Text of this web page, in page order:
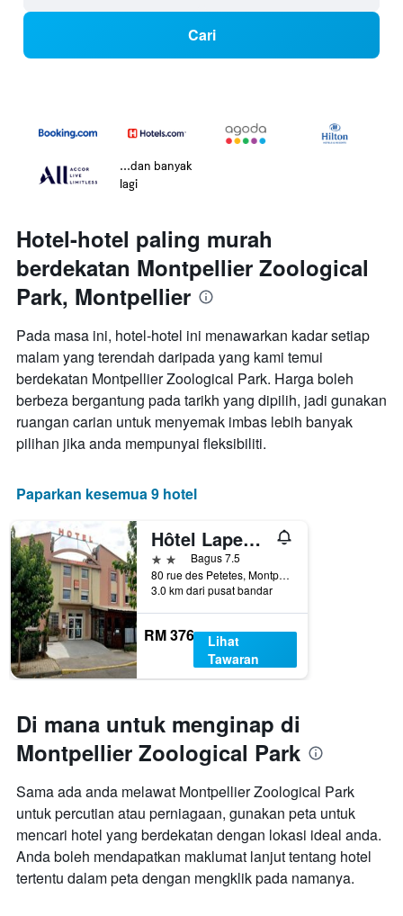
Cari
...dan banyak
lagi
Hotel-hotel paling murah
berdekatan Montpellier Zoological
Park, Montpellier
Pada masa ini, hotel-hotel ini menawarkan kadar setiap
malam yang terendah daripada yang kami temui
berdekatan Montpellier Zoological Park. Harga boleh
berbeza bergantung pada tarikh yang dipilih, jadi gunakan
ruangan carian untuk menyemak imbas lebih banyak
pilihan jika anda mempunyai fleksibiliti.
Paparkan kesemua 9 hotel
Hôtel Lapeyronie
2 bintangBagus 7.5
80 rue des Petetes, Montpellier, Hérault, Perancis
3.0 km dari pusat bandar
RM 376
Lihat
Tawaran
Di mana untuk menginap di
Montpellier Zoological Park
Sama ada anda melawat Montpellier Zoological Park
untuk percutian atau perniagaan, gunakan peta untuk
mencari hotel yang berdekatan dengan lokasi ideal anda.
Anda boleh mendapatkan maklumat lanjut tentang hotel
tertentu dalam peta dengan mengklik pada namanya.